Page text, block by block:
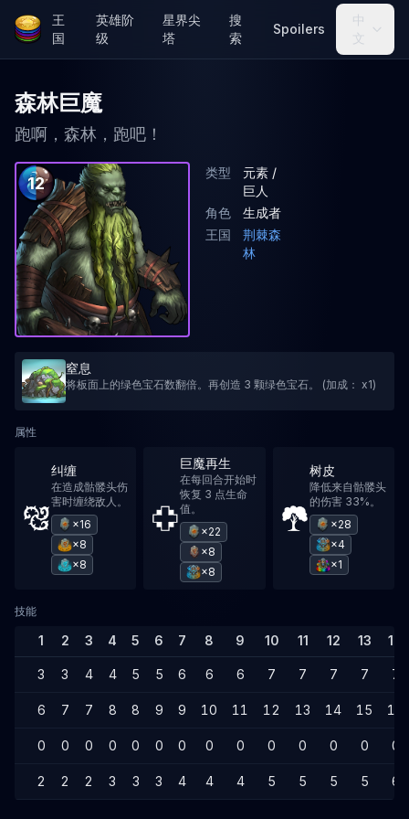
王
国
英雄阶
级
星界尖
塔
搜
索
Spoilers
中
文
森林巨魔
跑啊，森林，跑吧！
12
类型
元素 /
巨人
角色
生成者
王国
荆棘森
林
窒息
将板面上的绿色宝石数翻倍。再创造 3 颗绿色宝石。 (加成： x1)
属性
纠缠
在造成骷髅头伤
害时缠绕敌人。
×16
×8
×8
巨魔再生
在每回合开始时
恢复 3 点生命
值。
×22
×8
×8
树皮
降低来自骷髅头
的伤害 33%。
×28
×4
×1
技能
1 2 3 4 5 6 7 8 9 10 11 12 13 14
3 3 4 4 5 5 6 6 6 7 7 7 7 7
6 7 7 8 8 9 9 10 11 12 13 14 15 15
0 0 0 0 0 0 0 0 0 0 0 0 0 0
2 2 2 3 3 3 4 4 4 5 5 5 5 6